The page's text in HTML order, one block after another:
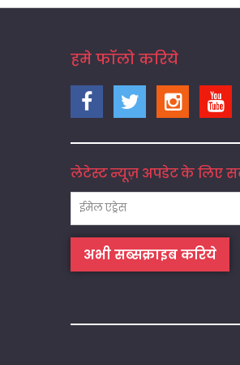
हमे फॉलो करिये
लेटेस्ट न्यूज़ अपडेट के लिए
अभी सब्सक्राइब करिये